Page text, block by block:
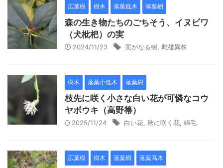
広葉樹 樹木 落葉低木 落葉樹
森の生き物たちのごちそう、イヌビワ
（犬枇杷）の実
2024/11/23 実がなる樹 雌雄異株
樹木 落葉小低木 落葉樹
枝先に咲く小さな白い花が可憐なコウ
ヤボウキ（高野箒）
2025/11/24 白い花 秋に咲く花 綿毛
広葉樹 樹木 落葉樹 落葉高木